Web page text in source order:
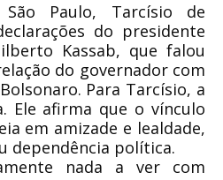
Paulo, Tarcísio de
do presidente
Kassab, que falou
do governador com
. Para Tarcísio, a
Ele afirma que o vínculo
em amizade e lealdade,
dependência política.
nada a ver com